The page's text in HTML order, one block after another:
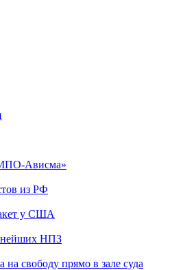
Ависма»
из РФ
у США
НПЗ
свободу прямо в зале суда